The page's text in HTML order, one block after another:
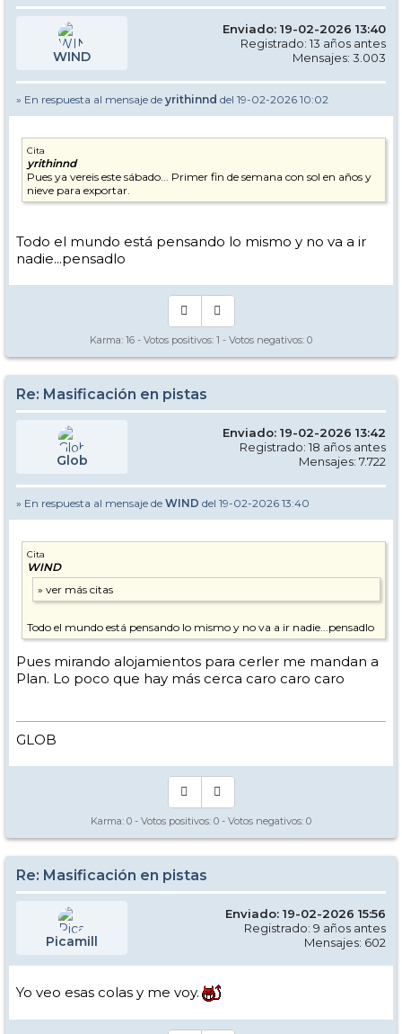
WIND
Enviado: 19-02-2026 13:40
Registrado: 13 años antes
Mensajes: 3.003
» En respuesta al mensaje de yrithinnd del 19-02-2026 10:02
Cita
yrithinnd
Pues ya vereis este sábado... Primer fin de semana con sol en años y
nieve para exportar.
Todo el mundo está pensando lo mismo y no va a ir
nadie...pensadlo
Karma: 16 - Votos positivos: 1 - Votos negativos: 0
Re: Masificación en pistas
Glob
Enviado: 19-02-2026 13:42
Registrado: 18 años antes
Mensajes: 7.722
» En respuesta al mensaje de WIND del 19-02-2026 13:40
Cita
WIND
Todo el mundo está pensando lo mismo y no va a ir nadie...pensadlo
Pues mirando alojamientos para cerler me mandan a
Plan. Lo poco que hay más cerca caro caro caro
GLOB
Karma: 0 - Votos positivos: 0 - Votos negativos: 0
Re: Masificación en pistas
Picamill
Enviado: 19-02-2026 15:56
Registrado: 9 años antes
Mensajes: 602
Yo veo esas colas y me voy.